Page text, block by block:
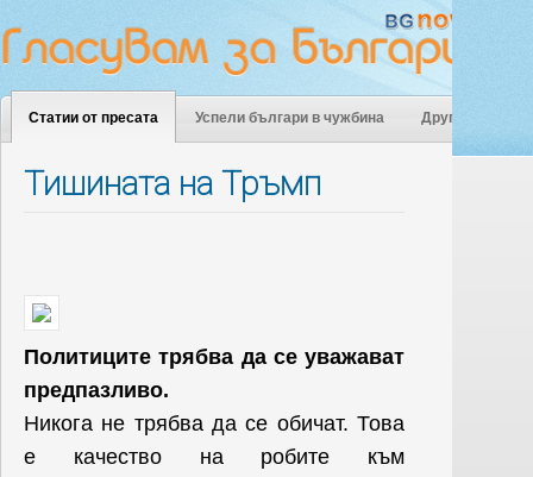
Статии от пресата Успели българи в чужбина Други
Тишината на Тръмп
Политиците трябва да се уважават
предпазливо.
Никога не трябва да се обичат. Това
е качество на робите към